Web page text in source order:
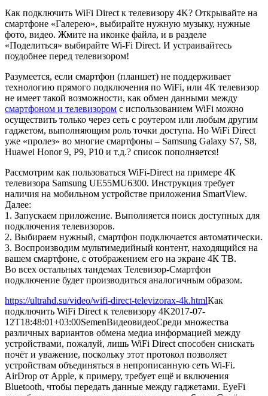
Как подключить WiFi Direct к телевизору 4K? Открывайте на
смартфоне «Галерею», выбирайте нужную музыку, нужные
фото, видео. Жмите на иконке файла, и в разделе
«Поделиться» выбирайте Wi-Fi Direct. И устраивайтесь
поудобнее перед телевизором!
Разумеется, если смартфон (планшет) не поддерживает
технологию прямого подключения по WiFi, или 4К телевизор
не имеет такой возможности, как обмен данными между
смартфоном и телевизором с использованием WiFi можно
осуществить только через сеть с роутером или любым другим
гаджетом, выполняющим роль точки доступа. Но WiFi Direct
уже «пролез» во многие смартфоны – Samsung Galaxy S7, S8,
Huawei Honor 9, P9, P10 и т.д.? список пополняется!
Рассмотрим как пользоваться WiFi-Direct на примере 4К
телевизора Samsung UE55MU6300. Инструкция требует
наличия на мобильном устройстве приложения SmartView.
Далее:
1. Запускаем приложение. Выполняется поиск доступных для
подключения телевизоров.
2. Выбираем нужный, смартфон подключается автоматически.
3. Воспроизводим мультимедийный контент, находящийся на
вашем смартфоне, с отображением его на экране 4К ТВ.
Во всех остальных тандемах Телевизор-Смартфон
подключение будет производиться аналогичным образом.
https://ultrahd.su/video/wifi-direct-televizorax-4k.htmlКак
подключить WiFi Direct к телевизору 4K2017-07-
12T18:48:01+03:00SemenВидеовидеоСреди множества
различных вариантов обмена медиа информацией между
устройствами, пожалуй, лишь WiFi Direct способен снискать
почёт и уважение, поскольку этот протокол позволяет
устройствам объединяться в непрописанную сеть Wi-Fi.
AirDrop от Apple, к примеру, требует ещё и включения
Bluetooth, чтобы передать данные между гаджетами. EyeFi